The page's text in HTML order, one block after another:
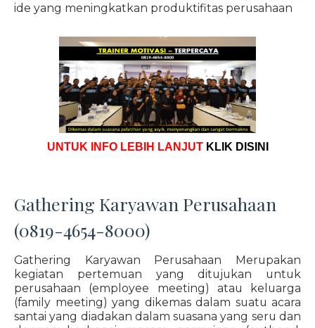
ide yang meningkatkan produktifitas perusahaan
UNTUK INFO LEBIH LANJUT KLIK DISINI
Gathering Karyawan Perusahaan
(0819-4654-8000)
Gathering Karyawan Perusahaan Merupakan
kegiatan pertemuan yang ditujukan untuk
perusahaan (employee meeting) atau keluarga
(family meeting) yang dikemas dalam suatu acara
santai yang diadakan dalam suasana yang seru dan